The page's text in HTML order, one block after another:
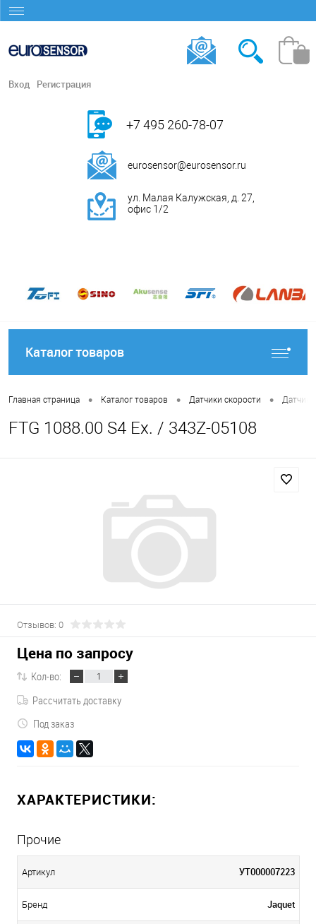
Вход Регистрация
+7 495 260-78-07
eurosensor@eurosensor.ru
ул. Малая Калужская, д. 27,
офис 1/2
Каталог товаров
Главная страница • Каталог товаров • Датчики скорости •
FTG 1088.00 S4 Ex. / 343Z-05108
Отзывов: 0
Цена по запросу
Кол-во:
Рассчитать доставку
Под заказ
ХАРАКТЕРИСТИКИ:
Прочие
Артикул УТ000007223
Бренд Jaquet